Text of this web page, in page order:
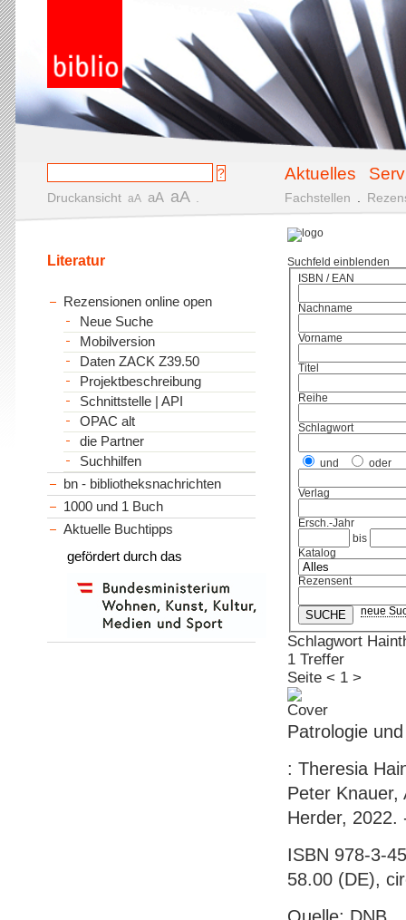
Aktuelles
Druckansicht aA aA aA Fachstellen
Suchfeld einblenden
ISBN / EAN
Nachname
Vorname
Titel
Reihe
Schlagwort
und oder
Verlag
Ersch.-Jahr
bis
Katalog
Rezensent
neue
Schlagwort
1 Treffer
Seite < 1 >
Patrologie
: Theresia
Peter Knauer,
Herder, 2022.
ISBN 978-3-
58.00 (DE),
Literatur
Rezensionen online open
Neue Suche
Mobilversion
Daten ZACK Z39.50
Projektbeschreibung
Schnittstelle | API
OPAC alt
die Partner
Suchhilfen
bn - bibliotheksnachrichten
1000 und 1 Buch
Aktuelle Buchtipps
gefördert durch das